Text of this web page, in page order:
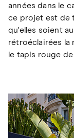
années dans le
ce projet est de
qu'elles soient
rétroéclairées la
le tapis rouge